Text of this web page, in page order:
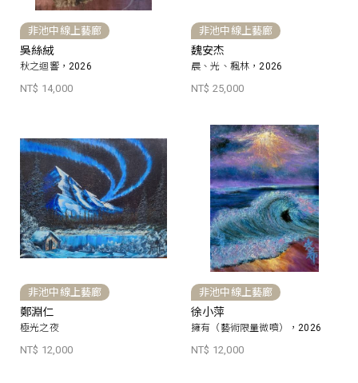
非池中線上藝廊
吳絲絨
秋之迴響，2026
NT$ 14,000
非池中線上藝廊
魏安杰
晨、光、楓林，2026
NT$ 25,000
非池中線上藝廊
鄭淵仁
極光之夜
NT$ 12,000
非池中線上藝廊
徐小萍
擁有（藝術限量微噴），2026
NT$ 12,000